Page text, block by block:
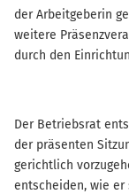
der Arbeitgeberin
weitere
durch den
Der Betriebsrat
der präsenten
gerichtlich
entscheiden, wie er